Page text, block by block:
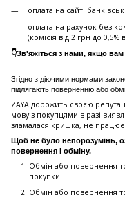
оплата на сайті
оплата на рахунок без
(комісія від 2 грн до 0,5%
👇Зв'яжіться з нами, якщо
Згідно з діючими нормами
підлягають поверненню або
ZAYA дорожить своєю
мову з покупцями в разі
зламалася кришка, не
Щоб не було непорозумінь,
повернення і обміну.
Обмін або повернення
покупки.
Обмiн або повернення